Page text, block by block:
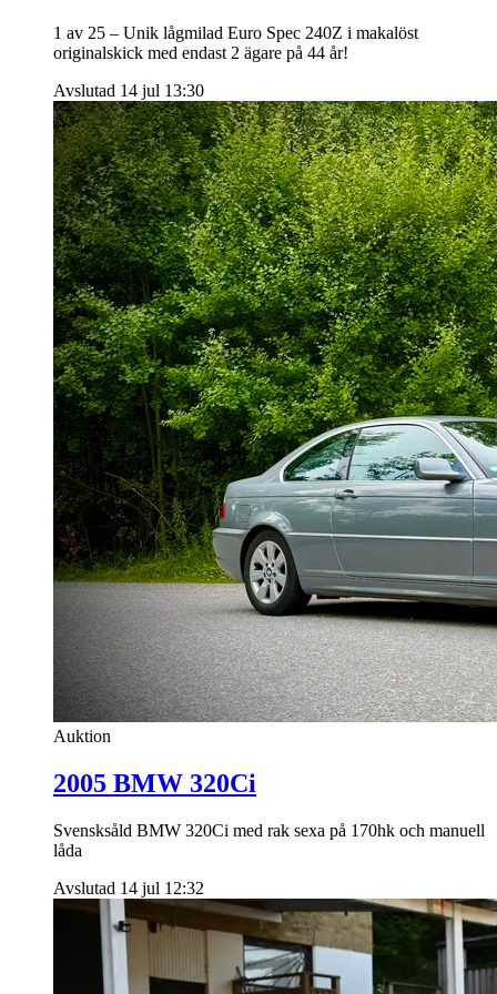
1 av 25 – Unik lågmilad Euro Spec 240Z i makalöst
originalskick med endast 2 ägare på 44 år!
Avslutad 14 jul 13:30
Auktion
2005 BMW 320Ci
Svensksåld BMW 320Ci med rak sexa på 170hk och manuell
låda
Avslutad 14 jul 12:32